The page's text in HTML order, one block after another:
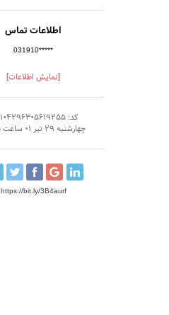
اطلاعات تماس
031910*****
[نمایش اطلاعات]
کد: 140104296305619255
چهارشنبه 29 تیر 01 ساعت 13:25
https://bit.ly/3B4aurf